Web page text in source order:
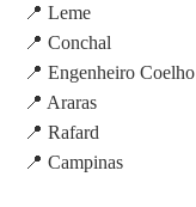
📍 Leme
📍 Conchal
📍 Engenheiro Coelho
📍 Araras
📍 Rafard
📍 Campinas